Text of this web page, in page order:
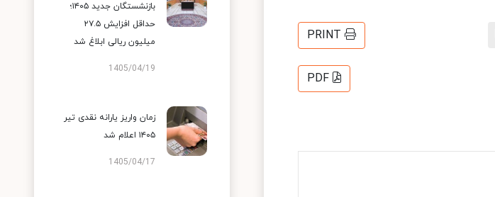
PRINT
PDF
بازنشستگان جدید ۱۴۰۵؛
حداقل افزایش ۲۷.۵
میلیون ریالی ابلاغ شد
1405/04/19
زمان واریز یارانه نقدی تیر
۱۴۰۵ اعلام شد
1405/04/17